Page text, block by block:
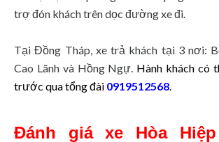
trợ đón khách trên dọc đường xe đi.
Tại Đồng Tháp, xe trả khách tại 3 nơi:
Cao Lãnh và Hồng Ngự. Hành khách có
trước qua tổng đài 0919512568
Đánh giá xe Hòa